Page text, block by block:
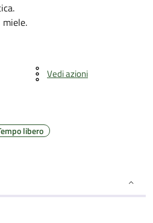
Vedi azioni
libero